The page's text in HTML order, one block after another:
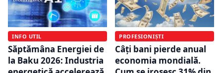
INFO UTIL
Săptămâna Energiei de
la Baku 2026: Industria
PROFESIONIȘTI
Câți bani pierde anual
economia mondială.